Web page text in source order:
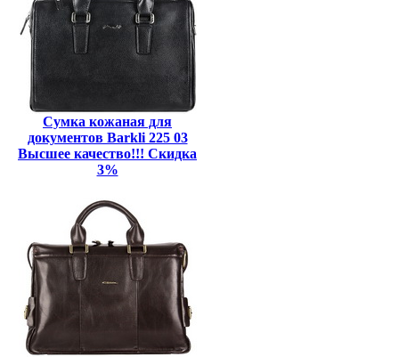
Сумка кожаная для
документов Barkli 225 03
Высшее качество!!! Скидка
3%